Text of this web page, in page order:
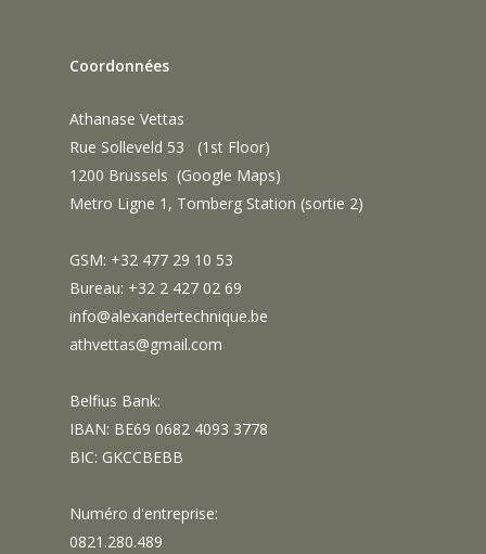
Coordonnées
Athanase Vettas
Rue Solleveld 53 (1st Floor)
1200 Brussels (Google Maps)
Metro Ligne 1, Tomberg Station (sortie 2)
GSM: +32 477 29 10 53
Bureau: +32 2 427 02 69
info@alexandertechnique.be
athvettas@gmail.com
Belfius Bank:
IBAN: BE69 0682 4093 3778
BIC: GKCCBEBB
Numéro d'entreprise:
0821.280.489